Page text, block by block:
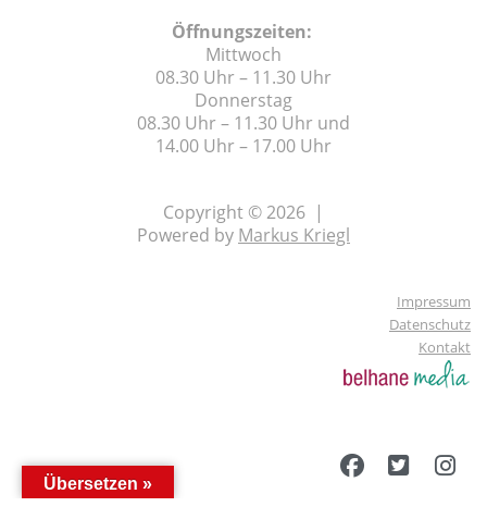
Öffnungszeiten:
Mittwoch
08.30 Uhr – 11.30 Uhr
Donnerstag
08.30 Uhr – 11.30 Uhr und
14.00 Uhr – 17.00 Uhr
Copyright © 2026 |
Powered by Markus Kriegl
Impressum
Datenschutz
Kontakt
Übersetzen »